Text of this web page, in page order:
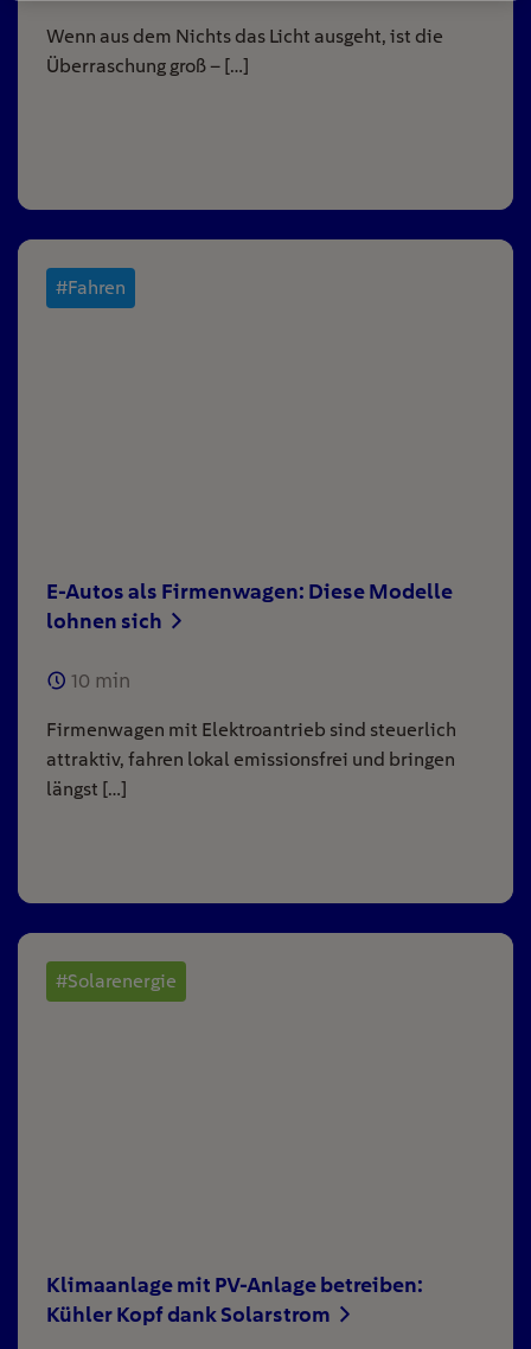
Wenn aus dem Nichts das Licht ausgeht, ist die
Überraschung groß – […]
#Fahren
E-Autos als Firmenwagen: Diese Modelle
lohnen sich
10 min
Firmenwagen mit Elektroantrieb sind steuerlich
attraktiv, fahren lokal emissionsfrei und bringen
längst […]
#Solarenergie
Klimaanlage mit PV-Anlage betreiben:
Kühler Kopf dank Solarstrom